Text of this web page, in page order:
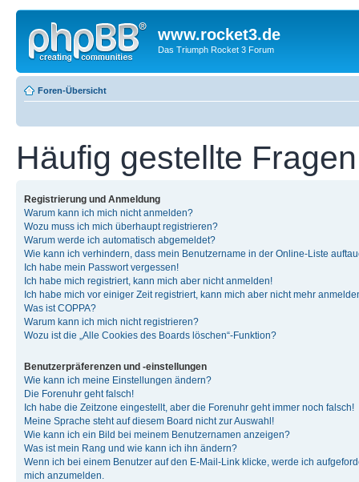
www.rocket3.de
Das Triumph Rocket 3 Forum
Foren-Übersicht
Häufig gestellte Fragen
Registrierung und Anmeldung
Warum kann ich mich nicht anmelden?
Wozu muss ich mich überhaupt registrieren?
Warum werde ich automatisch abgemeldet?
Wie kann ich verhindern, dass mein Benutzername in der Online-Liste
Ich habe mein Passwort vergessen!
Ich habe mich registriert, kann mich aber nicht anmelden!
Ich habe mich vor einiger Zeit registriert, kann mich aber nicht mehr
Was ist COPPA?
Warum kann ich mich nicht registrieren?
Wozu ist die „Alle Cookies des Boards löschen“-Funktion?
Benutzerpräferenzen und -einstellungen
Wie kann ich meine Einstellungen ändern?
Die Forenuhr geht falsch!
Ich habe die Zeitzone eingestellt, aber die Forenuhr geht immer noch falsch!
Meine Sprache steht auf diesem Board nicht zur Auswahl!
Wie kann ich ein Bild bei meinem Benutzernamen anzeigen?
Was ist mein Rang und wie kann ich ihn ändern?
Wenn ich bei einem Benutzer auf den E-Mail-Link klicke, werde ich
mich anzumelden.